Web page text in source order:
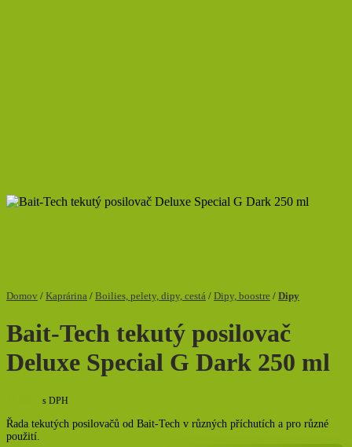
Domov / Kaprárina / Boilies, pelety, dipy, cestá / Dipy, boostre / Dipy
Bait-Tech tekutý posilovač
Deluxe Special G Dark 250 ml
s DPH
Řada tekutých posilovačů od Bait-Tech v různých příchutích a pro různé
použití.